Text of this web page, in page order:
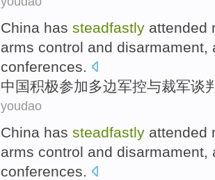
China has steadfastly attended
arms control and disarmament,
conferences.
中国积极参加多边军控与裁军谈
youdao
China has steadfastly attended
arms control and disarmament,
conferences.